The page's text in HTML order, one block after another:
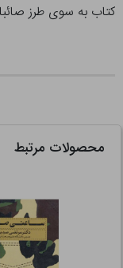
کتاب به سوی طرز
محصولات مرتبط